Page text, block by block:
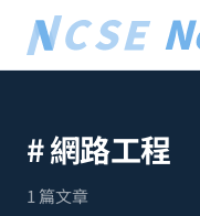
# 網路工程
1 篇文章